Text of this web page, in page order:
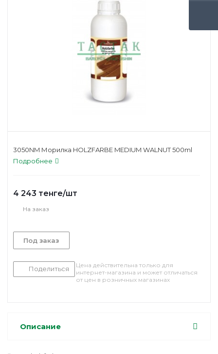
3050NM Морилка HOLZFARBE MEDIUM WALNUT 500ml
Подробнее
4 243 тенге/шт
На заказ
Под заказ
Поделиться
Цена действительна только для
интернет-магазина и может отличаться
от цен в розничных магазинах
Описание